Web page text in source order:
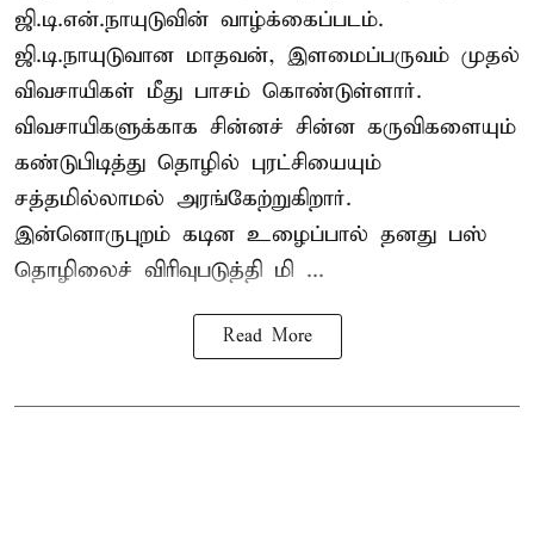
ஜி.டி.என்.நாயுடுவின் வாழ்க்கைப்படம்.
ஜி.டி.நாயுடுவான மாதவன், இளமைப்பருவம் முதல்
விவசாயிகள் மீது பாசம் கொண்டுள்ளார்.
விவசாயிகளுக்காக சின்னச் சின்ன கருவிகளையும்
கண்டுபிடித்து தொழில் புரட்சியையும்
சத்தமில்லாமல் அரங்கேற்றுகிறார்.
இன்னொருபுறம் கடின உழைப்பால் தனது பஸ்
தொழிலைச் விரிவுபடுத்தி மி ...
Read More